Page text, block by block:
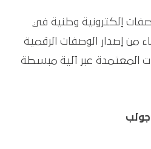
إلكترونية وطنية في
من إصدار الوصفات الرقمية
المعتمدة عبر آلية مبسطة